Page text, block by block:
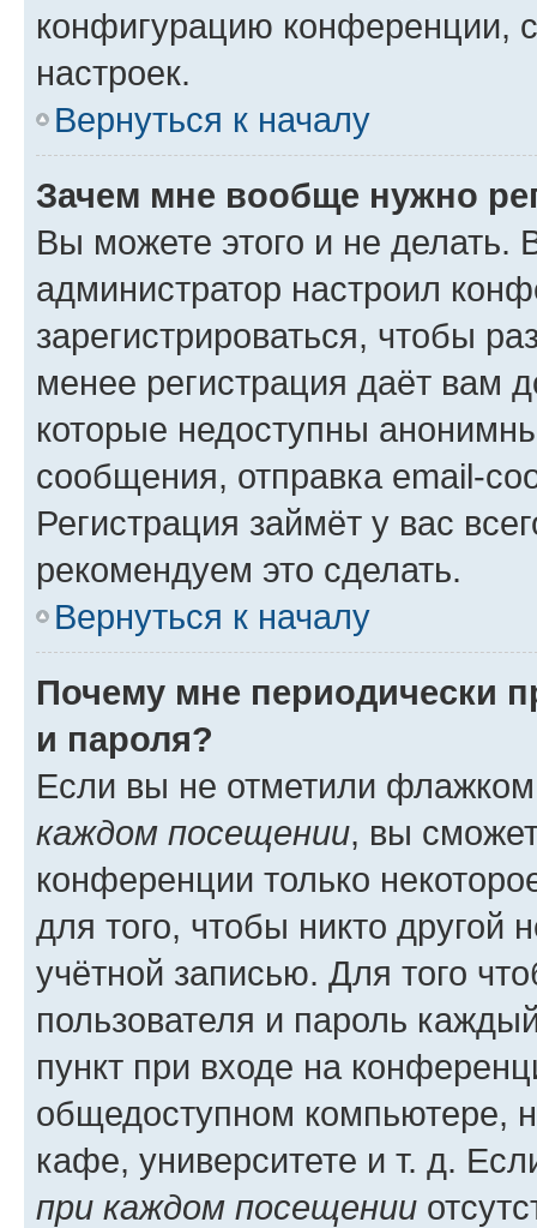
конфигурацию конференции,
настроек.
Вернуться к началу
Зачем мне вообще нужно
Вы можете этого и не делать.
администратор настроил
зарегистрироваться, чтобы
менее регистрация даёт вам
которые недоступны
сообщения, отправка email-
Регистрация займёт у вас
рекомендуем это сделать.
Вернуться к началу
Почему мне периодически
и пароля?
Если вы не отметили
каждом посещении, вы
конференции только
для того, чтобы никто другой
учётной записью. Для того
пользователя и пароль
пункт при входе на
общедоступном компьютере,
кафе, университете и т. д.
при каждом посещении